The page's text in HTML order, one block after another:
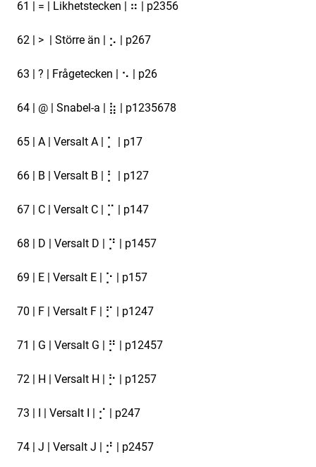
61 | = | Likhetstecken | ⠶ | p2356
62 | > | Större än | ⡢ | p267
63 | ? | Frågetecken | ⠢ | p26
64 | @ | Snabel-a | ⣷ | p1235678
65 | A | Versalt A | ⡁ | p17
66 | B | Versalt B | ⡃ | p127
67 | C | Versalt C | ⡉ | p147
68 | D | Versalt D | ⡙ | p1457
69 | E | Versalt E | ⡑ | p157
70 | F | Versalt F | ⡋ | p1247
71 | G | Versalt G | ⡛ | p12457
72 | H | Versalt H | ⡓ | p1257
73 | I | Versalt I | ⡊ | p247
74 | J | Versalt J | ⡚ | p2457